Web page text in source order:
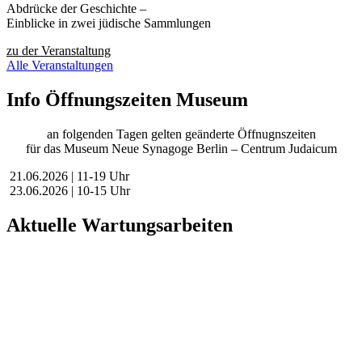
Abdrücke der Geschichte –
Einblicke in zwei jüdische Sammlungen
zu der Veranstaltung
Alle Veranstaltungen
Info Öffnungszeiten Museum
an folgenden Tagen gelten geänderte Öffnugnszeiten
für das Museum Neue Synagoge Berlin – Centrum Judaicum
21.06.2026 | 11-19 Uhr
23.06.2026 | 10-15 Uhr
Aktuelle Wartungsarbeiten